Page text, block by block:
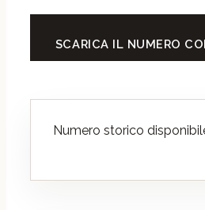
SCARICA IL NUMERO
Numero storico